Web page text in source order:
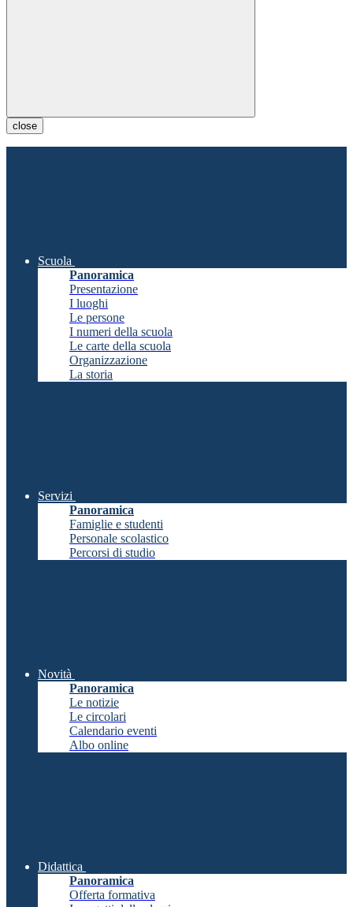
close
Scuola
Panoramica
Presentazione
I luoghi
Le persone
I numeri della scuola
Le carte della scuola
Organizzazione
La storia
Servizi
Panoramica
Famiglie e studenti
Personale scolastico
Percorsi di studio
Novità
Panoramica
Le notizie
Le circolari
Calendario eventi
Albo online
Didattica
Panoramica
Offerta formativa